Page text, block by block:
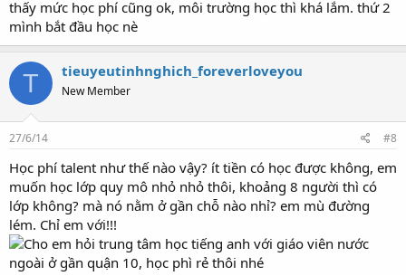
thấy mức học phí cũng ok, môi trường học thì khá lắm. thứ 2
mình bắt đầu học nè
T tieuyeutinhnghich_foreverloveyou
New Member
27/6/14 #8
Học phí talent như thế nào vậy? ít tiền có học được không, em
muốn học lớp quy mô nhỏ nhỏ thôi, khoảng 8 người thì có
lớp không? mà nó nằm ở gần chỗ nào nhỉ? em mù đường
lém. Chỉ em với!!!